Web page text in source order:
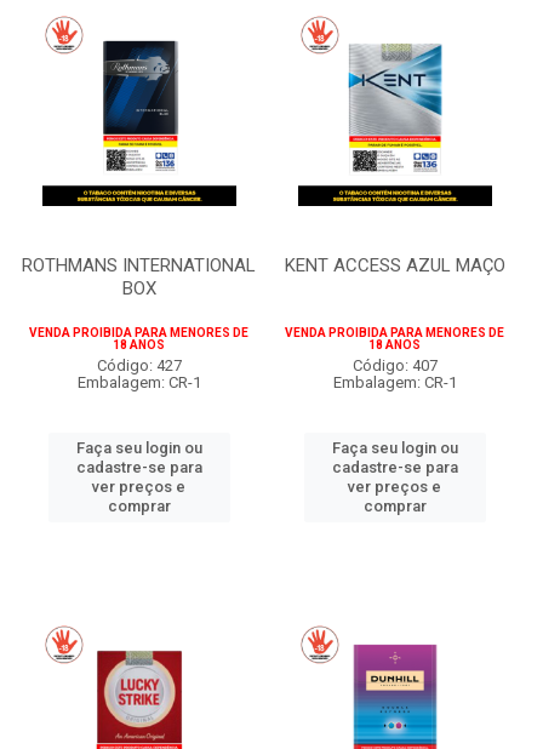
ROTHMANS INTERNATIONAL
BOX
VENDA PROIBIDA PARA MENORES DE
18 ANOS
Código: 427
Embalagem: CR-1
Faça seu login ou
cadastre-se para
ver preços e
comprar
KENT ACCESS AZUL MAÇO
VENDA PROIBIDA PARA MENORES DE
18 ANOS
Código: 407
Embalagem: CR-1
Faça seu login ou
cadastre-se para
ver preços e
comprar